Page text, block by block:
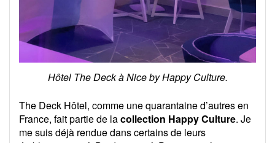
Hôtel The Deck à Nice by Happy Culture.
The Deck Hôtel, comme une quarantaine d’autres en
France, fait partie de lacollection Happy Culture. Je
me suis déjà rendue dans certains de leurs